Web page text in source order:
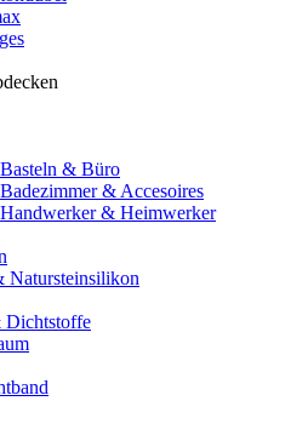
Basteln & Büro
Badezimmer & Accesoires
Handwerker & Heimwerker
Natursteinsilikon
Dichtstoffe